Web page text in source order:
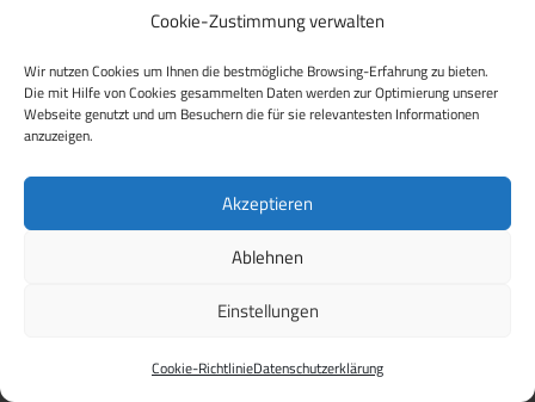
Cookie-Zustimmung verwalten
Wir nutzen Cookies um Ihnen die bestmögliche Browsing-Erfahrung zu bieten.
Die mit Hilfe von Cookies gesammelten Daten werden zur Optimierung unserer
Webseite genutzt und um Besuchern die für sie relevantesten Informationen
anzuzeigen.
Akzeptieren
Ablehnen
Einstellungen
Cookie-RichtlinieDatenschutzerklärung
Beitragsnavigation
Vorheriger Beitrag
100 Jahre Greta Wehner, wir haben mitgefeiert!
WordPress Theme: Maxwell by